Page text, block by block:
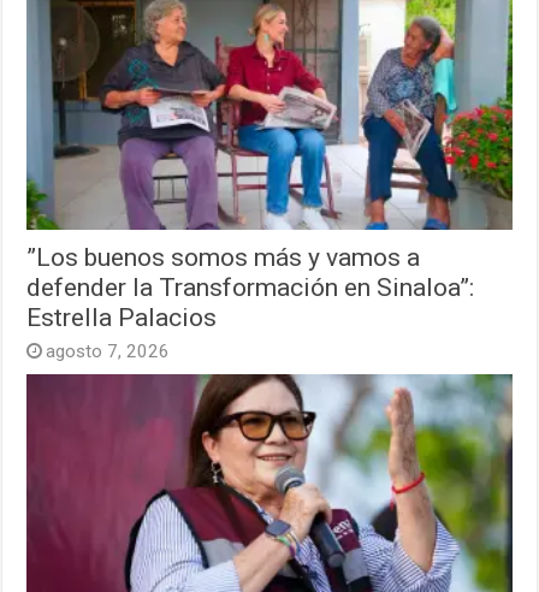
”Los buenos somos más y vamos a
defender la Transformación en Sinaloa”:
Estrella Palacios
agosto 7, 2026